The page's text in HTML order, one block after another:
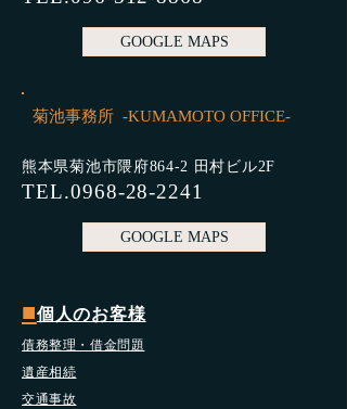
GOOGLE MAPS
菊池事務所 -KUMAMOTO OFFICE-
熊本県菊池市隈府864-2 田村ビル2F
TEL.0968-28-2241
GOOGLE MAPS
■個人のお客様
債務整理・借金問題
遺産相続
交通事故